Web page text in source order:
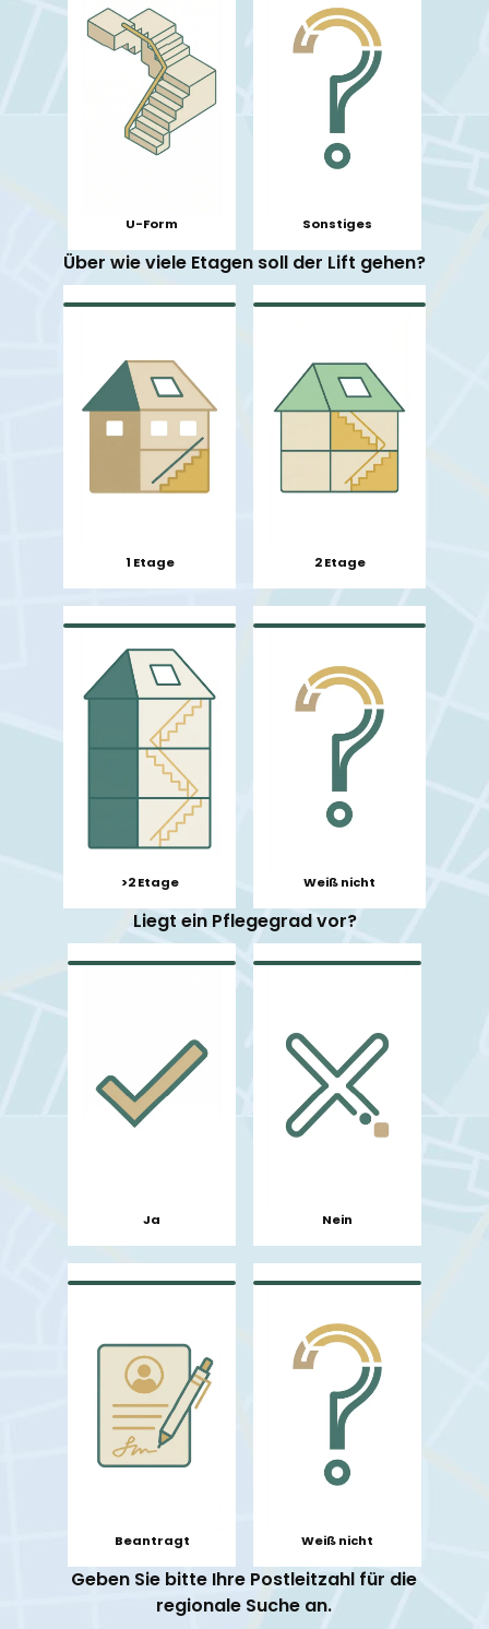
U-Form Sonstiges
Über wie viele Etagen soll der Lift gehen?
1 Etage 2 Etage
>2 Etage Weiß nicht
Liegt ein Pflegegrad vor?
Ja Nein
Beantragt Weiß nicht
Geben Sie bitte Ihre Postleitzahl für die
regionale Suche an.